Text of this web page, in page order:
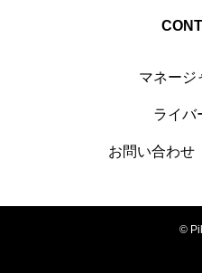
マネージ
ライバ
お問い合わせ
©